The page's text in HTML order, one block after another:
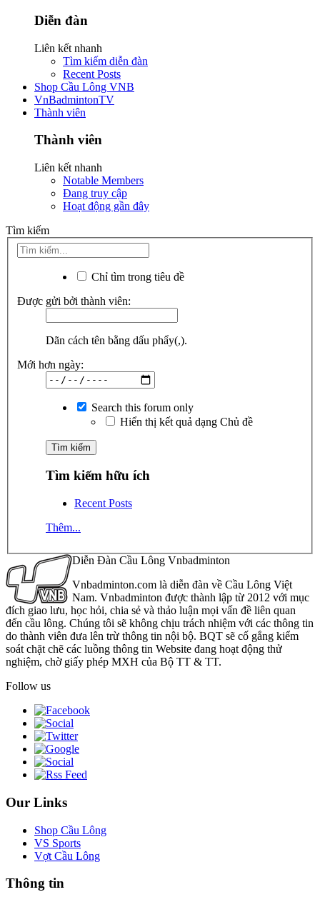
Diễn đàn
Liên kết nhanh
Tìm kiếm diễn đàn
Recent Posts
Shop Cầu Lông VNB
VnBadmintonTV
Thành viên
Thành viên
Liên kết nhanh
Notable Members
Đang truy cập
Hoạt động gần đây
Tìm kiếm
Chỉ tìm trong tiêu đề
Được gửi bởi thành viên:
Dãn cách tên bằng dấu phẩy(,).
Mới hơn ngày:
Search this forum only
Hiển thị kết quả dạng Chủ đề
Tìm kiếm hữu ích
Recent Posts
Thêm...
Diễn Đàn Cầu Lông Vnbadminton
Vnbadminton.com là diễn đàn về Cầu Lông Việt
Nam. Vnbadminton được thành lập từ 2012 với mục
đích giao lưu, học hỏi, chia sẻ và thảo luận mọi vấn đề liên quan
đến cầu lông. Chúng tôi sẽ không chịu trách nhiệm với các thông tin
do thành viên đưa lên trừ thông tin nội bộ. BQT sẽ cố gắng kiểm
soát chặt chẽ các luồng thông tin Website đang hoạt động thử
nghiệm, chờ giấy phép MXH của Bộ TT & TT.
Follow us
Our Links
Shop Cầu Lông
VS Sports
Vợt Cầu Lông
Thông tin